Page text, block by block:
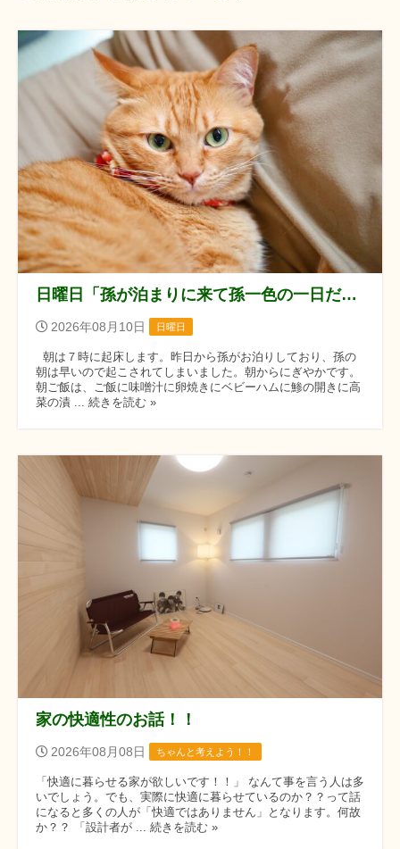
日曜日「孫が泊まりに来て孫一色の一日だったぞ！！」の巻
2026年08月10日 日曜日
朝は７時に起床します。昨日から孫がお泊りしており、孫の
朝は早いので起こされてしまいました。朝からにぎやかです。
朝ご飯は、ご飯に味噌汁に卵焼きにベビーハムに鯵の開きに高
菜の漬 ... 続きを読む »
家の快適性のお話！！
2026年08月08日 ちゃんと考えよう！！
「快適に暮らせる家が欲しいです！！」 なんて事を言う人は多
いでしょう。でも、実際に快適に暮らせているのか？？って話
になると多くの人が「快適ではありません」となります。何故
か？？ 「設計者が ... 続きを読む »